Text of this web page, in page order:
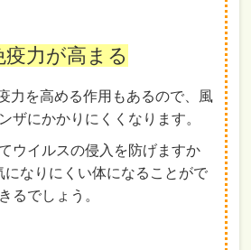
疫力が高まる
力を高める作用もあるので、風
ザにかかりにくくなります。
ウイルスの侵入を防げますか
になりにくい体になることがで
きるでしょう。